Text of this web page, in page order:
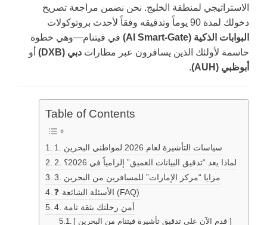
الاستراتيجي لمنطقة الخليج. نحن نضمن مراجعة تصريح
دخولك لمدة 90 يوماً وتدقيقه وفقاً لأحدث بروتوكولات
البوابات الذكية (AI Smart-Gate)
في فيتنام—وهي خطوة
حاسمة لأولئك الذين يسافرون عبر مطارات دبي (DXB)
أو
أبوظبي (AUH)
.
Table of Contents
1. سياسات التأشيرة لعام 2026 لمواطني البحرين
2. لماذا يعد “تدقيق البيانات العميق” إلزامياً في 2026؟
3. مزايا “مركز الإمارات” للمسافرين من البحرين
❓ الأسئلة الشائعة (FAQ)
4. أمن رحلتك بثقة تامة
[ قدم الآن على تدقيق تأشيرة فيتنام من البحرين ]